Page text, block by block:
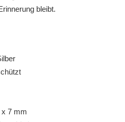
bleibt.
7 mm